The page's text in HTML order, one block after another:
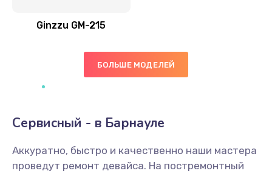
Ginzzu GM-215
БОЛЬШЕ МОДЕЛЕЙ
Сервисный - в Барнауле
Аккуратно, быстро и качественно наши мастера
проведут ремонт девайса. На постремонтный